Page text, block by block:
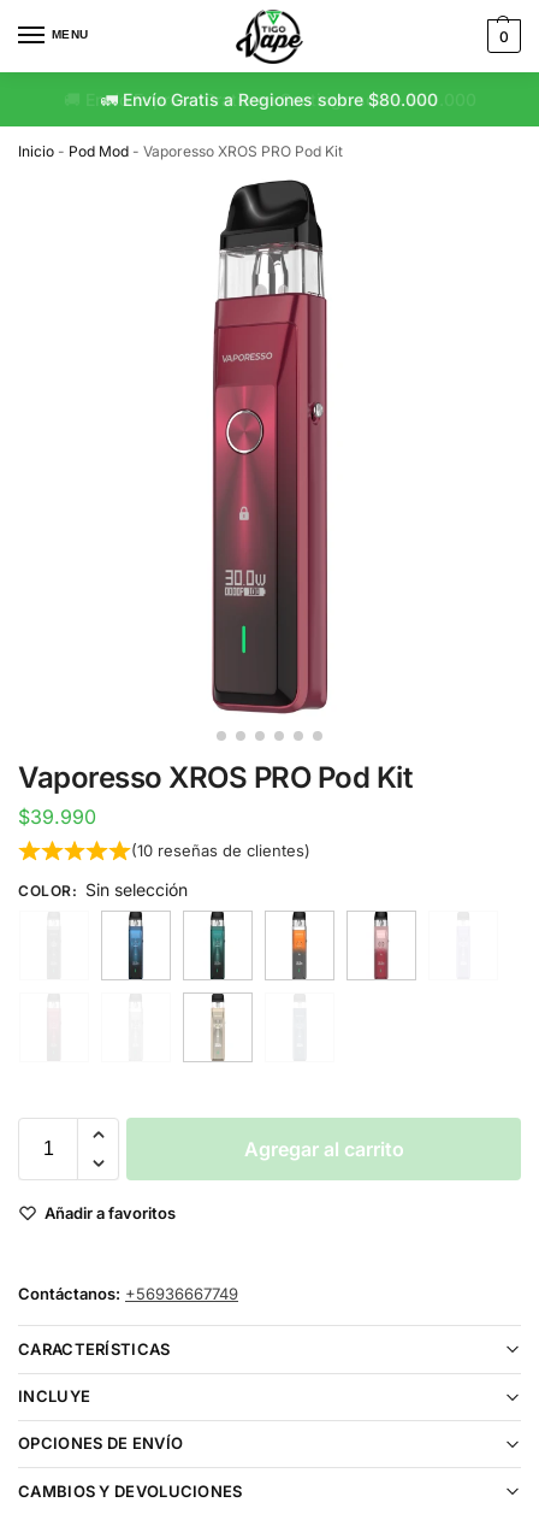
MENU 0
🚛 Envío Gratis a Regiones sobre $80.000
Inicio - Pod Mod - Vaporesso XROS PRO Pod Kit
Vaporesso XROS PRO Pod Kit
$39.990
(10reseñas de clientes)
COLOR: Sin selección
Agregar al carrito
Añadir a favoritos
Contáctanos: +56936667749
CARACTERÍSTICAS
INCLUYE
OPCIONES DE ENVÍO
CAMBIOS Y DEVOLUCIONES